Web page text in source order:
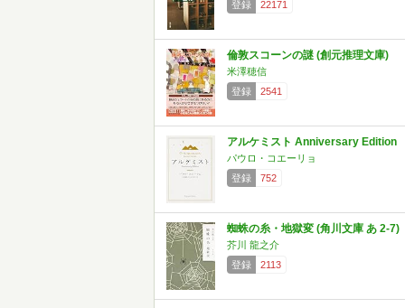
登録 22171
倫敦スコーンの謎 (創元推理文庫)
米澤穂信
登録
2541
アルケミスト Anniversary Edition
パウロ・コエーリョ
登録
752
蜘蛛の糸・地獄変 (角川文庫 あ 2-7)
芥川 龍之介
登録
2113